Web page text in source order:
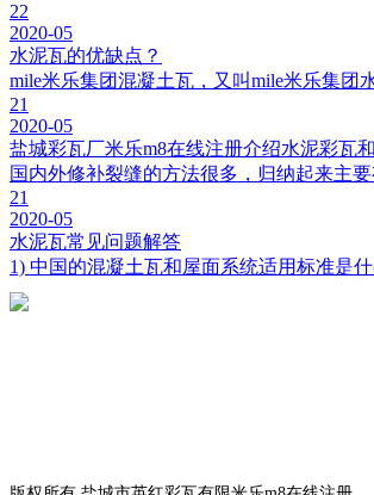
22
2020-05
水泥瓦的优缺点？
mile米乐集团混凝土瓦，又叫mile米乐集
21
2020-05
盐城彩瓦厂米乐m8在线注册介绍水泥彩瓦
国内外修补裂缝的方法很多，归纳起来主
21
2020-05
水泥瓦常见问题解答
1) 中国的混凝土瓦和屋面系统适用标准是